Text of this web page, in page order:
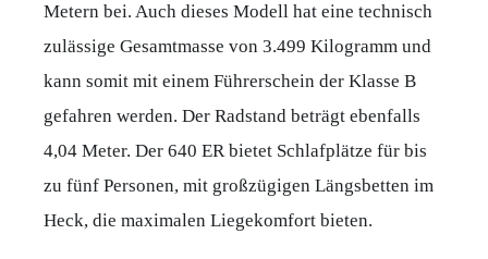
Metern bei. Auch dieses Modell hat eine technisch
zulässige Gesamtmasse von 3.499 Kilogramm und
kann somit mit einem Führerschein der Klasse B
gefahren werden. Der Radstand beträgt ebenfalls
4,04 Meter. Der 640 ER bietet Schlafplätze für bis
zu fünf Personen, mit großzügigen Längsbetten im
Heck, die maximalen Liegekomfort bieten.